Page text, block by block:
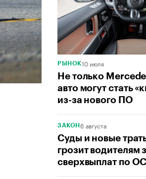
РЫНОК10 июля
Не только
авто могут стать
из-за нового ПО
ЗАКОН 6 августа
Суды и новые
грозит водителям
сверхвыплат по